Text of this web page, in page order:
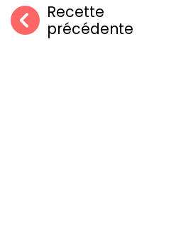
Recette
précédente